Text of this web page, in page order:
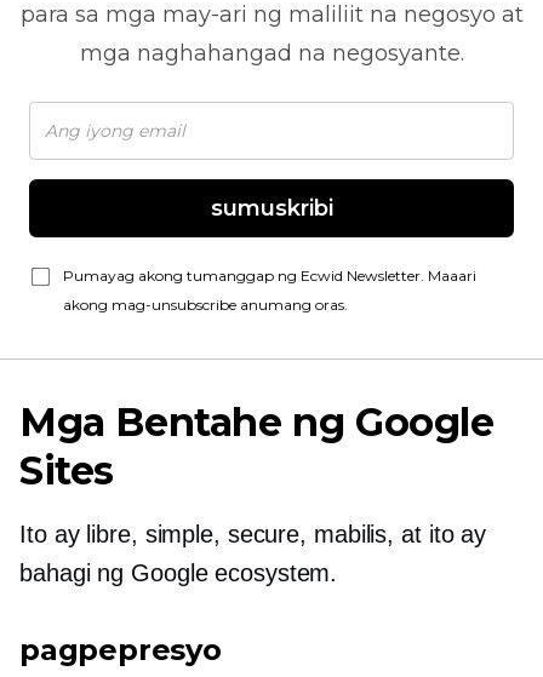
para sa mga may-ari ng maliliit na negosyo at
mga naghahangad na negosyante.
sumuskribi
Pumayag akong tumanggap ng Ecwid Newsletter. Maaari
akong mag-unsubscribe anumang oras.
Mga Bentahe ng Google
Sites
Ito ay libre, simple, secure, mabilis, at ito ay
bahagi ng Google ecosystem.
pagpepresyo